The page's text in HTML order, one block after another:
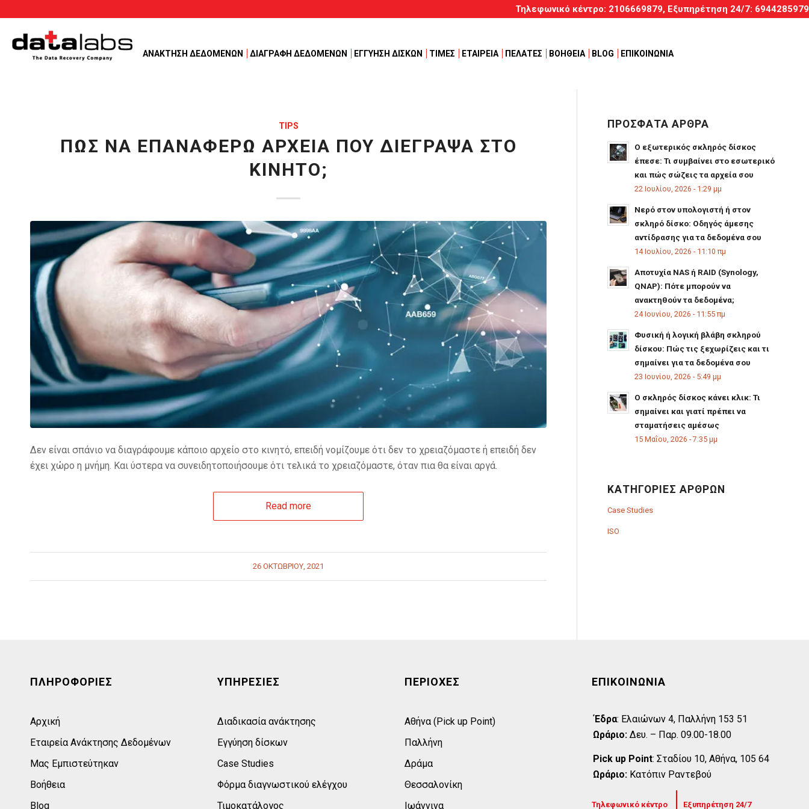
Τηλεφωνικό κέντρο: 2106669879, Εξυπηρέτηση 24/7: 6944285979
ΑΝΑΚΤΗΣΗ ΔΕΔΟΜΕΝΩΝ ΔΙΑΓΡΑΦΗ ΔΕΔΟΜΕΝΩΝ ΕΓΓΥΗΣΗ ΔΙΣΚΩΝ ΤΙΜΕΣ ΕΤΑΙΡΕΙΑ ΠΕΛΑΤΕΣ ΒΟΗΘΕΙΑ BLOG ΕΠΙΚΟΙΝΩΝΙΑ
TIPS
ΠΏΣ ΝΑ ΕΠΑΝΑΦΈΡΩ ΑΡΧΕΊΑ ΠΟΥ ΔΙΈΓΡΑΨΑ ΣΤΟ
ΚΙΝΗΤΌ;
Δεν είναι σπάνιο να διαγράφουμε κάποιο αρχείο στο κινητό, επειδή νομίζουμε ότι δεν το χρειαζόμαστε ή επειδή δεν
έχει χώρο η μνήμη. Και ύστερα να συνειδητοποιήσουμε ότι τελικά το χρειαζόμαστε, όταν πια θα είναι αργά.
Read more
26 ΟΚΤΩΒΡΊΟΥ, 2021
ΠΡΟΣΦΑΤΑ ΑΡΘΡΑ
Ο εξωτερικός σκληρός δίσκος
έπεσε: Τι συμβαίνει στο εσωτερικό
και πώς σώζεις τα αρχεία σου
22 Ιουλίου, 2026 - 1:29 μμ
Νερό στον υπολογιστή ή στον
σκληρό δίσκο: Οδηγός άμεσης
αντίδρασης για τα δεδομένα σου
14 Ιουλίου, 2026 - 11:10 πμ
Αποτυχία NAS ή RAID (Synology,
QNAP): Πότε μπορούν να
ανακτηθούν τα δεδομένα;
24 Ιουνίου, 2026 - 11:55 πμ
Φυσική ή λογική βλάβη σκληρού
δίσκου: Πώς τις ξεχωρίζεις και τι
σημαίνει για τα δεδομένα σου
23 Ιουνίου, 2026 - 5:49 μμ
Ο σκληρός δίσκος κάνει κλικ: Τι
σημαίνει και γιατί πρέπει να
σταματήσεις αμέσως
15 Μαΐου, 2026 - 7:35 μμ
ΚΑΤΗΓΟΡΊΕΣ ΆΡΘΡΩΝ
Case Studies
ISO
ΠΛΗΡΟΦΟΡΙΕΣ
Αρχική
Εταιρεία Ανάκτησης Δεδομένων
Μας Εμπιστεύτηκαν
Βοήθεια
Blog
ΥΠΗΡΕΣΙΕΣ
Διαδικασία ανάκτησης
Εγγύηση δίσκων
Case Studies
Φόρμα διαγνωστικού ελέγχου
Τιμοκατάλογος
ΠΕΡΙΟΧΕΣ
Αθήνα (Pick up Point)
Παλλήνη
Δράμα
Θεσσαλονίκη
Ιωάννινα
ΕΠΙΚΟΙΝΩΝΊΑ
Έδρα: Eλαιώνων 4, Παλλήνη 153 51
Ωράριο: Δευ. – Παρ. 09.00-18.00
Pick up Point: Σταδίου 10, Αθήνα, 105 64
Ωράριο: Κατόπιν Ραντεβού
Τηλεφωνικό κέντρο Εξυπηρέτηση 24/7